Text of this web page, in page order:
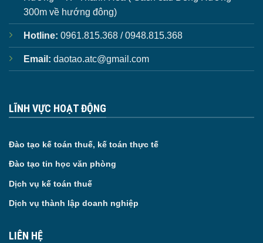
300m về hướng đông)
Hotline: 0961.815.368 / 0948.815.368
Email: daotao.atc@gmail.com
LĨNH VỰC HOẠT ĐỘNG
Đào tạo kế toán thuế, kế toán thực tế
Đào tạo tin học văn phòng
Dịch vụ kế toán thuế
Dịch vụ thành lập doanh nghiệp
LIÊN HỆ